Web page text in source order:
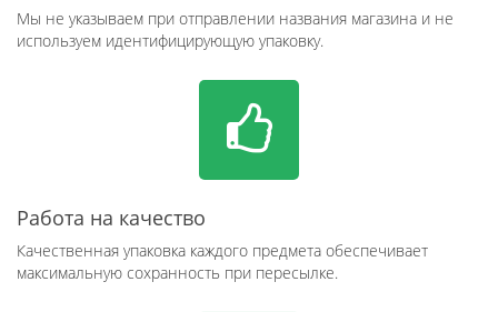
Мы не указываем при отправлении названия магазина и не
используем идентифицирующую упаковку.
Работа на качество
Качественная упаковка каждого предмета обеспечивает
максимальную сохранность при пересылке.